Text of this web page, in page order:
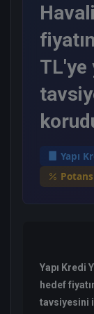
TL'ye
Yapı
Yapı Kredi
hedef
tavsiyesini